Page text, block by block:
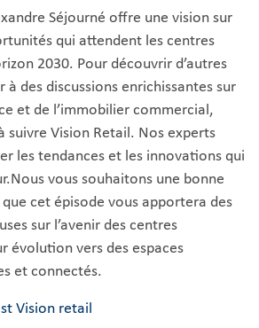
Séjourné offre une vision sur
qui attendent les centres
2030. Pour découvrir d’autres
à des discussions enrichissantes sur
et de l’immobilier commercial,
suivre Vision Retail. Nos experts
les tendances et les innovations qui
vous souhaitons une bonne
cet épisode vous apportera des
sur l’avenir des centres
évolution vers des espaces
et connectés.
Vision retail